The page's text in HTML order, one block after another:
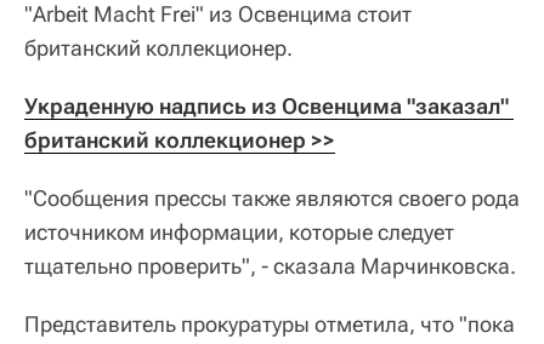
"Arbeit Macht Frei" из Освенцима стоит
британский коллекционер.
Украденную надпись из Освенцима "заказал"
британский коллекционер >>
"Сообщения прессы также являются своего рода
источником информации, которые следует
тщательно проверить", - сказала Марчинковска.
Представитель прокуратуры отметила, что "пока